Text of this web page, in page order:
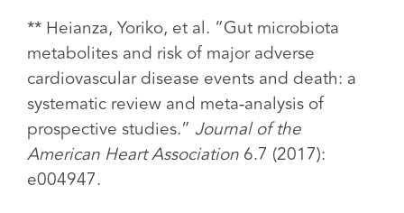
** Heianza, Yoriko, et al. “Gut microbiota
metabolites and risk of major adverse
cardiovascular disease events and death: a
systematic review and meta‐analysis of
prospective studies.” Journal of the
American Heart Association 6.7 (2017):
e004947.